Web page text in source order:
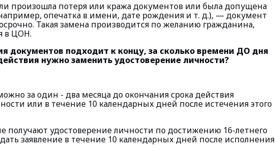
произошла потеря или кража документов или была допущена
опечатка в имени, дате рождения и т. д.), — документ
Такая замена производится по желанию гражданина,
в ЦОН.
документов подходит к концу, за сколько времени ДО дня
нужно заменить удостоверение личности?
за один - два месяца до окончания срока действия
или в течение 10 календарных дней после истечения этого
получают удостоверение личности по достижению 16-летнего
заявление в течение 10 календарных дней после исполнения